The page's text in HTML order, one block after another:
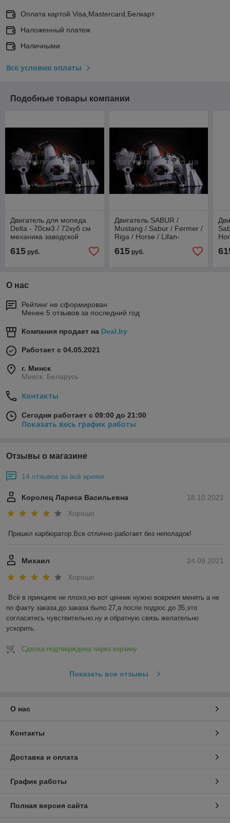
Оплата картой Visa,Mastercard,Белкарт
Наложенный платеж
Наличными
Все условия оплаты
Подобные товары компании
Двигатель для мопеда
Delta - 70см3 / 72куб см
механика заводской
615 руб.
Двигатель SABUR /
Mustang / Sabur / Fermer /
Riga / Horse / Lifan-
заводской оригинал
615руб.
О нас
Рейтинг не сформирован
Менее 5 отзывов за последний год
Компания продает на Deal.by
Работает с 04.05.2021
г. Минск
Минск, Беларусь
Контакты
Сегодня работает с 09:00 до 21:00
Показать весь график работы
Отзывы о магазине
14 отзывов за всё время
18.10.2021
Королец Лариса Васильевна
Хорошо
Пришел карбюратор.Все отлично работает без неполадок!
24.09.2021
Михаил
Хорошо
Всё в принципе не плохо,но вот ценник нужно вовремя менять а не
по факту заказа.до заказа было 27,а после подрос до 35,это
согласитесь чувствительно.ну и обратную связь желательно
ускорить.
Сделка подтверждена через корзину
Показать все отзывы
О нас
Контакты
Доставка и оплата
График работы
Полная версия сайта